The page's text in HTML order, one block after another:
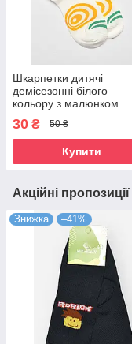
Шкарпетки дитячі
демісезонні білого
кольору з малюнком
30 ₴ 50 ₴
Купити
Акційні
Знижка –41%